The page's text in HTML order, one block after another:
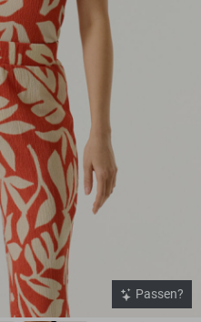
Passen?